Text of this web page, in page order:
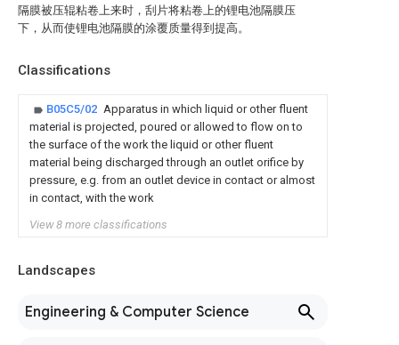
隔膜被压辊粘卷上来时，刮片将粘卷上的锂电池隔膜压
下，从而使锂电池隔膜的涂覆质量得到提高。
Classifications
B05C5/02 Apparatus in which liquid or other fluent
material is projected, poured or allowed to flow on to
the surface of the work the liquid or other fluent
material being discharged through an outlet orifice by
pressure, e.g. from an outlet device in contact or almost
in contact, with the work
View 8 more classifications
Landscapes
Engineering & Computer Science